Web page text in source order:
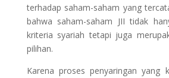
terhadap saham-saham yang
bahwa saham-saham JII tidak
kriteria syariah tetapi juga
pilihan.
Karena proses penyaringan yang